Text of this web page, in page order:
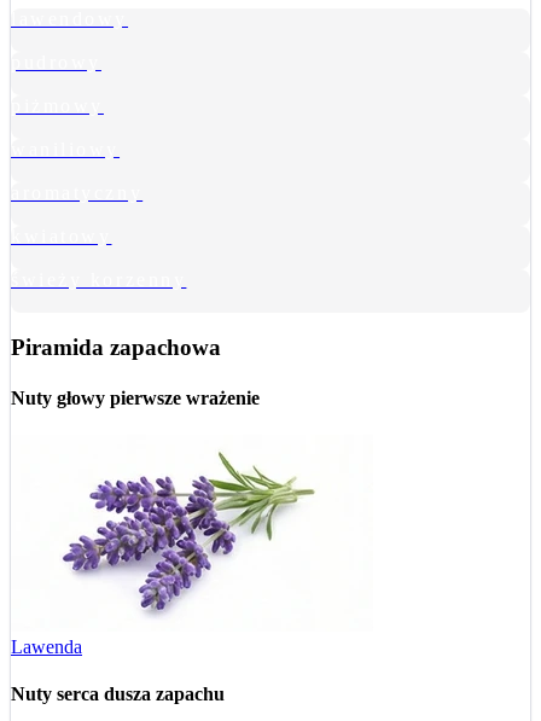
Piramida zapachowa
Nuty głowy pierwsze wrażenie
Lawenda
Nuty serca dusza zapachu